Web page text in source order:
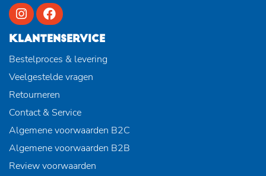
KLANTENSERVICE
Bestelproces & levering
Veelgestelde vragen
Retourneren
Contact & Service
Algemene voorwaarden B2C
Algemene voorwaarden B2B
Review voorwaarden